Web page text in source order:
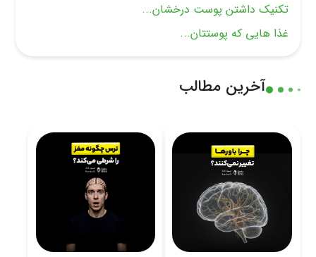
تکنیک داشتن پوست درخشان...
غذا هایی که پوستتان...
آخرین مطالب